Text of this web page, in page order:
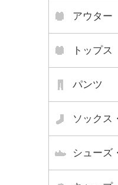
アウター
トップス
パンツ
ソックス
シューズ